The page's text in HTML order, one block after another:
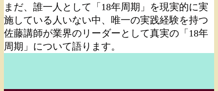
まだ、誰一人として「18年周期」を現実的に実
施している人いない中、唯一の実践経験を持つ
佐藤講師が業界のリーダーとして真実の「18年
周期」について語ります。